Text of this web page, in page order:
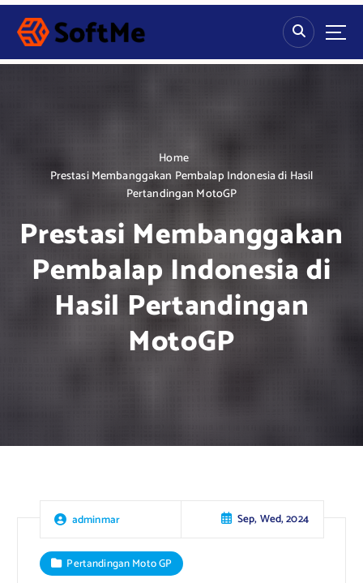
S
p
Home
Prestasi Membanggakan Pembalap Indonesia di Hasil
Pertandingan MotoGP
Prestasi Membanggakan
Pembalap Indonesia di
Hasil Pertandingan
MotoGP
adminmar Sep, Wed, 2024
Pertandingan Moto GP